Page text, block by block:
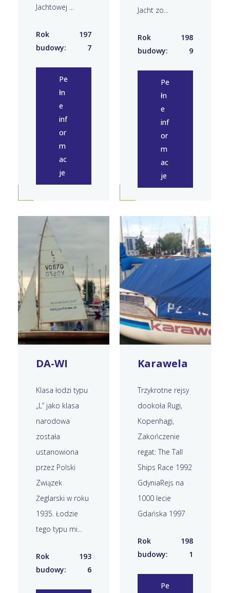
Jachtowej ...
Rok
budowy:
197
7
Pe
łn
e
inf
or
m
ac
je
Jacht zo...
Rok
budowy:
198
9
Pe
łn
e
inf
or
m
ac
je
DA-WI
Klasa łodzi typu
„L” jako klasa
narodowa
została
ustanowiona
przez Polski
Związek
Żeglarski w roku
1935. Łodzie
tego typu mi...
Rok
budowy:
193
6
Karawela
Trzykrotne rejsy
dookoła Rugi,
Kopenhagi,
Zakończenie
regat: The Tall
Ships Race 1992
GdyniaRejs na
1000 lecie
Gdańska 1997
Rok
budowy:
198
1
Pe